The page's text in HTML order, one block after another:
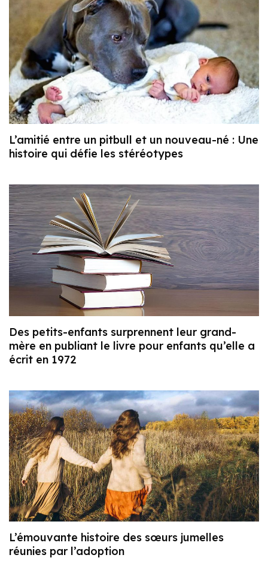
L’amitié entre un pitbull et un nouveau-né : Une
histoire qui défie les stéréotypes
Des petits-enfants surprennent leur grand-
mère en publiant le livre pour enfants qu’elle a
écrit en 1972
L’émouvante histoire des sœurs jumelles
réunies par l’adoption